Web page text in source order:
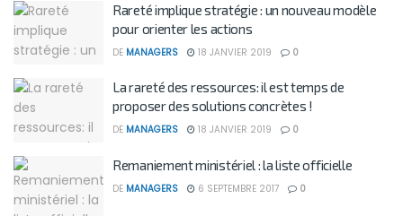
Rareté implique stratégie : un nouveau modèle
pour orienter les actions
DE MANAGERS 18 JANVIER 2019 0
La rareté des ressources: il est temps de
proposer des solutions concrètes !
DE MANAGERS 18 JANVIER 2019 0
Remaniement ministériel : la liste officielle
DE MANAGERS 6 SEPTEMBRE 2017 0